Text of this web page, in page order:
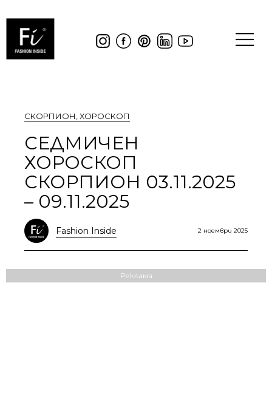
СКОРПИОН ХОРОСКОП
СЕДМИЧЕН
ХОРОСКОП
СКОРПИОН 03.11.2025
– 09.11.2025
Fashion Inside 2 ноември 2025
Реклама